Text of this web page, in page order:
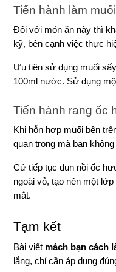
Tiến hành làm
Đối với món ăn này thì
kỹ, bên cạnh việc thực
Ưu tiên sử dụng muối
100ml nước. Sử dụng
Tiến hành rang ốc
Khi hỗn hợp muối bên
quan trọng mà bạn
Cứ tiếp tục đun nồi ốc
ngoài vỏ, tạo nên một
mắt.
Tạm kết
Bài viết mách bạn cách
lắng, chỉ cần áp dụng